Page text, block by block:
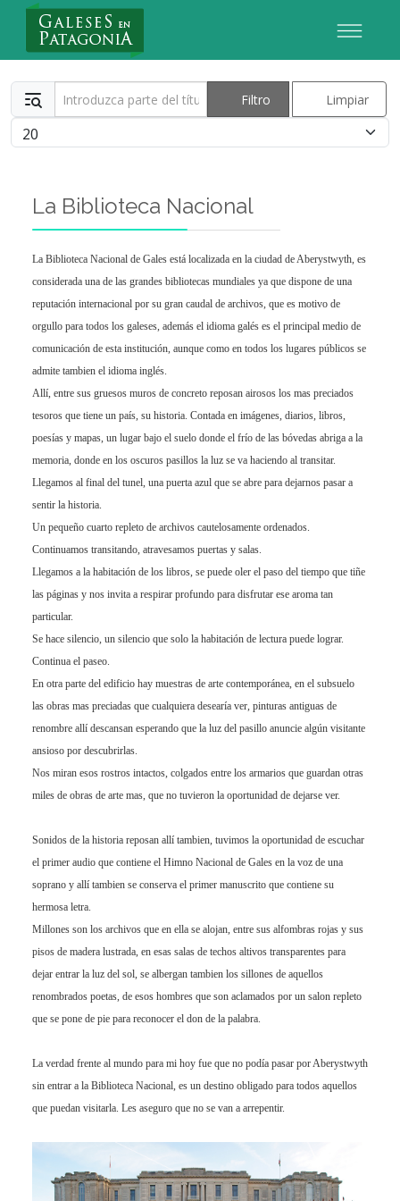
Nuevo Usuario
Introduzca parte del título Filtro Limpiar
Cantidad
La Biblioteca Nacional
La Biblioteca Nacional de Gales está localizada en la ciudad de Aberystwyth, es
considerada una de las grandes bibliotecas mundiales ya que dispone de una
reputación internacional por su gran caudal de archivos, que es motivo de
orgullo para todos los galeses, además el idioma galés es el principal medio de
comunicación de esta institución, aunque como en todos los lugares públicos se
admite tambien el idioma inglés.
Allí, entre sus gruesos muros de concreto reposan airosos los mas preciados
tesoros que tiene un país, su historia. Contada en imágenes, diarios, libros,
poesías y mapas, un lugar bajo el suelo donde el frío de las bóvedas abriga a la
memoria, donde en los oscuros pasillos la luz se va haciendo al transitar.
Llegamos al final del tunel, una puerta azul que se abre para dejarnos pasar a
sentir la historia.
Un pequeño cuarto repleto de archivos cautelosamente ordenados.
Continuamos transitando, atravesamos puertas y salas.
Llegamos a la habitación de los libros, se puede oler el paso del tiempo que tiñe
las páginas y nos invita a respirar profundo para disfrutar ese aroma tan
particular.
Se hace silencio, un silencio que solo la habitación de lectura puede lograr.
Continua el paseo.
En otra parte del edificio hay muestras de arte contemporánea, en el subsuelo
las obras mas preciadas que cualquiera desearía ver, pinturas antiguas de
renombre allí descansan esperando que la luz del pasillo anuncie algún visitante
ansioso por descubrirlas.
Nos miran esos rostros intactos, colgados entre los armarios que guardan otras
miles de obras de arte mas, que no tuvieron la oportunidad de dejarse ver.
Sonidos de la historia reposan allí tambien, tuvimos la oportunidad de escuchar
el primer audio que contiene el Himno Nacional de Gales en la voz de una
soprano y allí tambien se conserva el primer manuscrito que contiene su
hermosa letra.
Millones son los archivos que en ella se alojan, entre sus alfombras rojas y sus
pisos de madera lustrada, en esas salas de techos altivos transparentes para
dejar entrar la luz del sol, se albergan tambien los sillones de aquellos
renombrados poetas, de esos hombres que son aclamados por un salon repleto
que se pone de pie para reconocer el don de la palabra.
La verdad frente al mundo para mi hoy fue que no podía pasar por Aberystwyth
sin entrar a la Biblioteca Nacional, es un destino obligado para todos aquellos
que puedan visitarla. Les aseguro que no se van a arrepentir.